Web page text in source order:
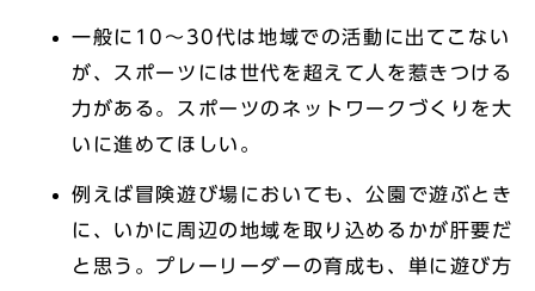
一般に10～30代は地域での活動に出てこない
が、スポーツには世代を超えて人を惹きつける
力がある。スポーツのネットワークづくりを大
いに進めてほしい。
例えば冒険遊び場においても、公園で遊ぶとき
に、いかに周辺の地域を取り込めるかが肝要だ
と思う。プレーリーダーの育成も、単に遊び方